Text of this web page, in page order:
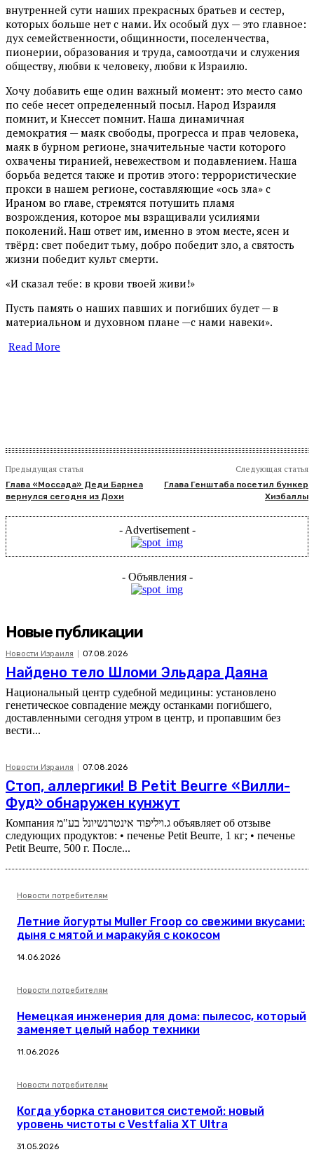
внутренней сути наших прекрасных братьев и сестер,
которых больше нет с нами. Их особый дух — это главное:
дух семейственности, общинности, поселенчества,
пионерии, образования и труда, самоотдачи и служения
обществу, любви к человеку, любви к Израилю.
Хочу добавить еще один важный момент: это место само
по себе несет определенный посыл. Народ Израиля
помнит, и Кнессет помнит. Наша динамичная
демократия — маяк свободы, прогресса и прав человека,
маяк в бурном регионе, значительные части которого
охвачены тиранией, невежеством и подавлением. Наша
борьба ведется также и против этого: террористические
прокси в нашем регионе, составляющие «ось зла» с
Ираном во главе, стремятся потушить пламя
возрождения, которое мы взращивали усилиями
поколений. Наш ответ им, именно в этом месте, ясен и
твёрд: свет победит тьму, добро победит зло, а святость
жизни победит культ смерти.
«И сказал тебе: в крови твоей живи!»
Пусть память о наших павших и погибших будет — в
материальном и духовном плане —с нами навеки».
Read More
Предыдущая статья
Глава «Моссада» Деди Барнеа
вернулся сегодня из Дохи
Следующая статья
Глава Генштаба посетил бункер
Хизбаллы
- Advertisement -
- Объявления -
Новые публикации
Новости Израиля 07.08.2026
Найдено тело Шломи Эльдара Даяна
Национальный центр судебной медицины: установлено
генетическое совпадение между останками погибшего,
доставленными сегодня утром в центр, и пропавшим без
вести...
Новости Израиля 07.08.2026
Стоп, аллергики! В Petit Beurre «Вилли-
Фуд» обнаружен кунжут
Компания ג.ויליפוד אינטרנשיונל בע"מ объявляет об отзыве
следующих продуктов: • печенье Petit Beurre, 1 кг; • печенье
Petit Beurre, 500 г. После...
Новости потребителям
Летние йогурты Muller Froop со свежими вкусами:
дыня с мятой и маракуйя с кокосом
14.06.2026
Новости потребителям
Немецкая инженерия для дома: пылесос, который
заменяет целый набор техники
11.06.2026
Новости потребителям
Когда уборка становится системой: новый
уровень чистоты с Vestfalia XT Ultra
31.05.2026